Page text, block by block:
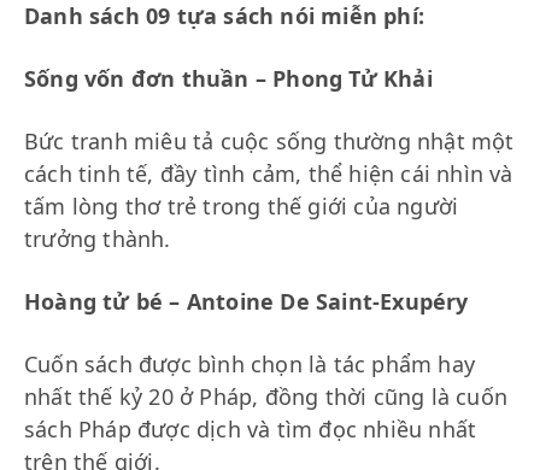
Danh sách 09 tựa sách nói miễn phí:
Sống vốn đơn thuần – Phong Tử Khải
Bức tranh miêu tả cuộc sống thường nhật một
cách tinh tế, đầy tình cảm, thể hiện cái nhìn và
tấm lòng thơ trẻ trong thế giới của người
trưởng thành.
Hoàng tử bé – Antoine De Saint-Exupéry
Cuốn sách được bình chọn là tác phẩm hay
nhất thế kỷ 20 ở Pháp, đồng thời cũng là cuốn
sách Pháp được dịch và tìm đọc nhiều nhất
trên thế giới.